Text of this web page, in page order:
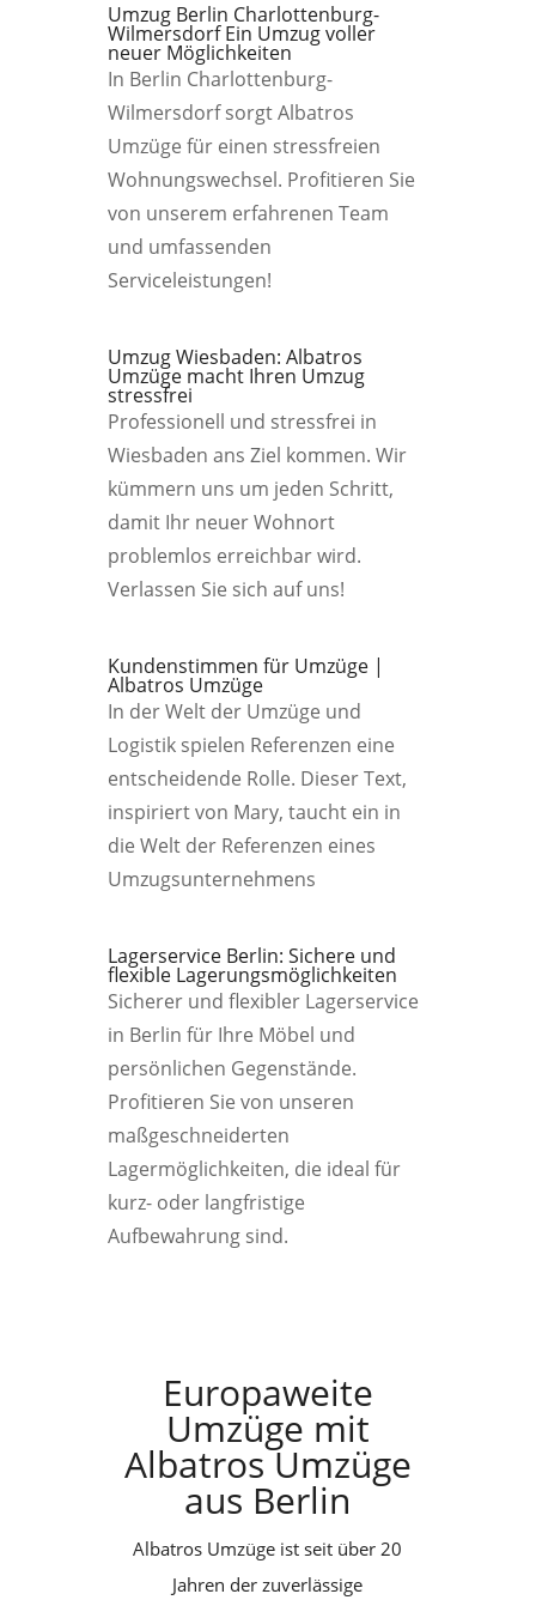
Umzug Berlin Charlottenburg-
Wilmersdorf Ein Umzug voller
neuer Möglichkeiten
In Berlin Charlottenburg-
Wilmersdorf sorgt Albatros
Umzüge für einen stressfreien
Wohnungswechsel. Profitieren Sie
von unserem erfahrenen Team
und umfassenden
Serviceleistungen!
Umzug Wiesbaden: Albatros
Umzüge macht Ihren Umzug
stressfrei
Professionell und stressfrei in
Wiesbaden ans Ziel kommen. Wir
kümmern uns um jeden Schritt,
damit Ihr neuer Wohnort
problemlos erreichbar wird.
Verlassen Sie sich auf uns!
Kundenstimmen für Umzüge |
Albatros Umzüge
In der Welt der Umzüge und
Logistik spielen Referenzen eine
entscheidende Rolle. Dieser Text,
inspiriert von Mary, taucht ein in
die Welt der Referenzen eines
Umzugsunternehmens
Lagerservice Berlin: Sichere und
flexible Lagerungsmöglichkeiten
Sicherer und flexibler Lagerservice
in Berlin für Ihre Möbel und
persönlichen Gegenstände.
Profitieren Sie von unseren
maßgeschneiderten
Lagermöglichkeiten, die ideal für
kurz- oder langfristige
Aufbewahrung sind.
Europaweite
Umzüge mit
Albatros Umzüge
aus Berlin
Albatros Umzüge ist seit über 20
Jahren der zuverlässige